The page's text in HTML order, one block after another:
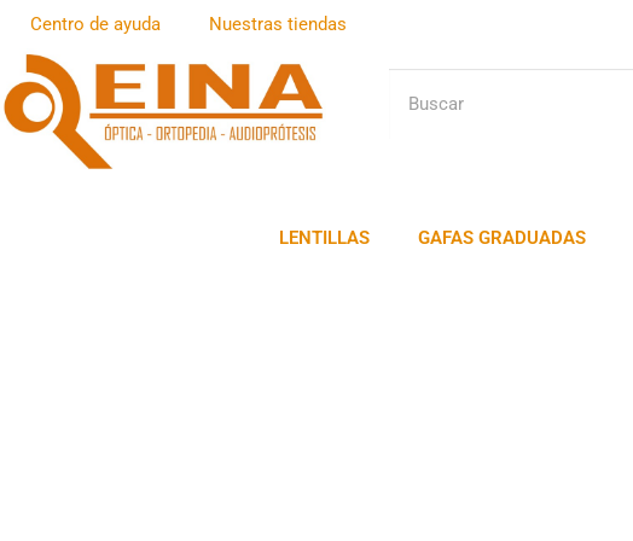
Centro de ayuda Nuestras tiendas
LENTILLAS GAFAS GRADUADAS